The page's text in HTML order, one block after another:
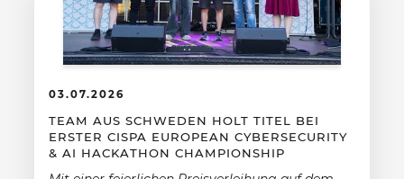
03.07.2026
TEAM AUS SCHWEDEN HOLT TITEL BEI
ERSTER CISPA EUROPEAN CYBERSECURITY
& AI HACKATHON CHAMPIONSHIP